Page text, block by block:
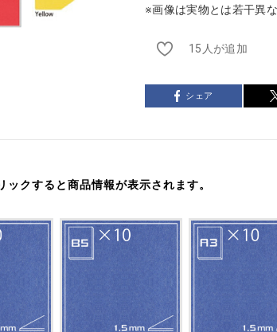
※画像は実物とは若干異
15人が追加
シェア
ックすると商品情報が表示されます。